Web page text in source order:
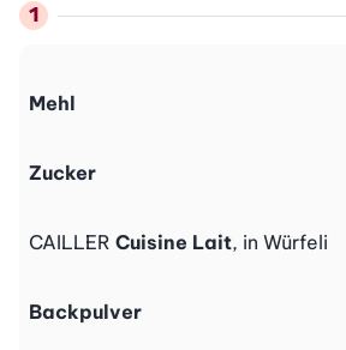
Mehl
Zucker
CAILLER Cuisine Lait, in Würfeli
Backpulver